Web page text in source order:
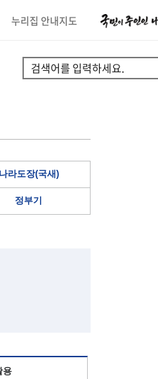
누리집 안내지도
나라도장(국새)
정부기
용